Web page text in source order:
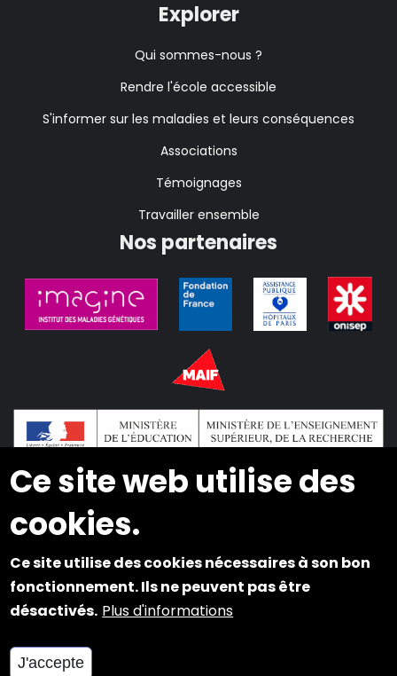
Ce site web utilise des
cookies.
Ce site utilise des cookies nécessaires à son bon
fonctionnement. Ils ne peuvent pas être
désactivés. Plus d'informations
J'accepte
Explorer
Qui sommes-nous ?
Rendre l'école accessible
S'informer sur les maladies et leurs conséquences
Associations
Témoignages
Travailler ensemble
Nos partenaires
2024 © Copyright INSEI. Tous droits réservés
Plan du site
Mentions légales